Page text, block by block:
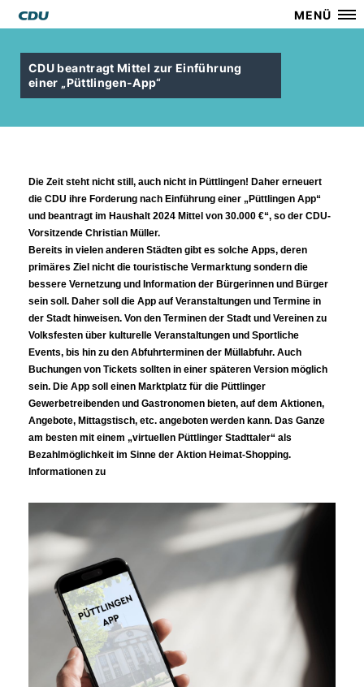
MENÜ
CDU beantragt Mittel zur Einführung
einer „Püttlingen-App“
Die Zeit steht nicht still, auch nicht in Püttlingen! Daher erneuert
die CDU ihre Forderung nach Einführung einer „Püttlingen App“
und beantragt im Haushalt 2024 Mittel von 30.000 €“, so der CDU-
Vorsitzende Christian Müller.
Bereits in vielen anderen Städten gibt es solche Apps, deren
primäres Ziel nicht die touristische Vermarktung sondern die
bessere Vernetzung und Information der Bürgerinnen und Bürger
sein soll. Daher soll die App auf Veranstaltungen und Termine in
der Stadt hinweisen. Von den Terminen der Stadt und Vereinen zu
Volksfesten über kulturelle Veranstaltungen und Sportliche
Events, bis hin zu den Abfuhrterminen der Müllabfuhr. Auch
Buchungen von Tickets sollten in einer späteren Version möglich
sein. Die App soll einen Marktplatz für die Püttlinger
Gewerbetreibenden und Gastronomen bieten, auf dem Aktionen,
Angebote, Mittagstisch, etc. angeboten werden kann. Das Ganze
am besten mit einem „virtuellen Püttlinger Stadttaler“ als
Bezahlmöglichkeit im Sinne der Aktion Heimat-Shopping.
Informationen zu